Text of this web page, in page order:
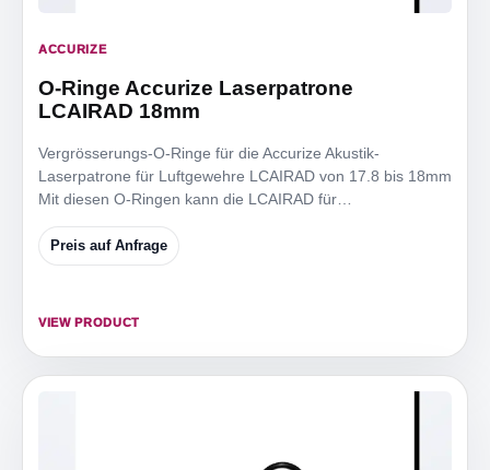
ACCURIZE
O-Ringe Accurize Laserpatrone
LCAIRAD 18mm
Vergrösserungs-O-Ringe für die Accurize Akustik-
Laserpatrone für Luftgewehre LCAIRAD von 17.8 bis 18mm
Mit diesen O-Ringen kann die LCAIRAD für
Preis auf Anfrage
VIEW PRODUCT